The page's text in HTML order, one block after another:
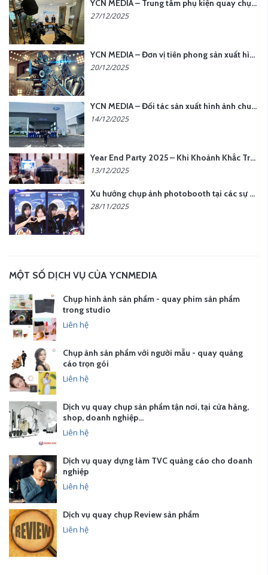
YCN MEDIA – Trung tâm phụ kiện quay chụp tại Hà Nội
27/12/2025
YCN MEDIA – Đơn vị tiên phong sản xuất hình ảnh & âm thanh bằng AI tại Hà Nội
20/12/2025
YCN MEDIA – Đối tác sản xuất hình ảnh chuyên nghiệp cho doanh nghiệp tại Hà Nội
14/12/2025
Year End Party 2025 – Khi Khoảnh Khắc Trở Thành Dấu Ấn | Gói Ưu Đãi Tháng 12 Từ YCN Media
13/12/2025
Xu hướng chụp ảnh photobooth tại các sự kiện hiện nay
28/11/2025
MỘT SỐ DỊCH VỤ CỦA YCNMEDIA
Chụp hình ảnh sản phẩm - quay phim sản phẩm
trong studio
Liên hệ
Chụp ảnh sản phẩm với người mẫu - quay quảng
cáo trọn gói
Liên hệ
Dịch vụ quay chụp sản phẩm tận nơi, tại cửa hàng,
shop, doanh nghiệp…
Liên hệ
Dịch vụ quay dựng làm TVC quảng cáo cho doanh
nghiệp
Liên hệ
Dịch vụ quay chụp Review sản phẩm
Liên hệ